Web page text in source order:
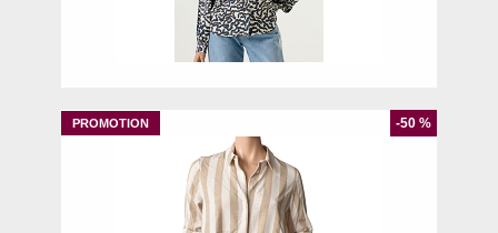
XS S
-50 %